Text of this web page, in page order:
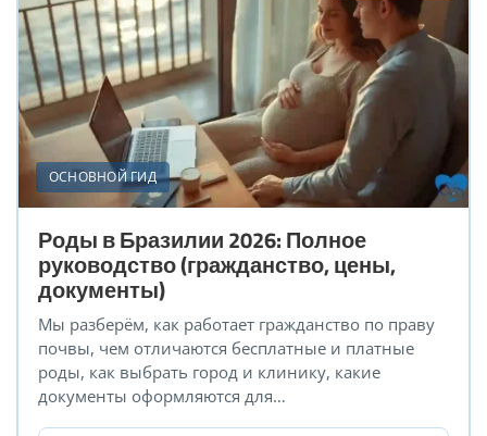
ОСНОВНОЙ ГИД
Роды в Бразилии 2026: Полное
руководство (гражданство, цены,
документы)
Мы разберём, как работает гражданство по праву
почвы, чем отличаются бесплатные и платные
роды, как выбрать город и клинику, какие
документы оформляются для…